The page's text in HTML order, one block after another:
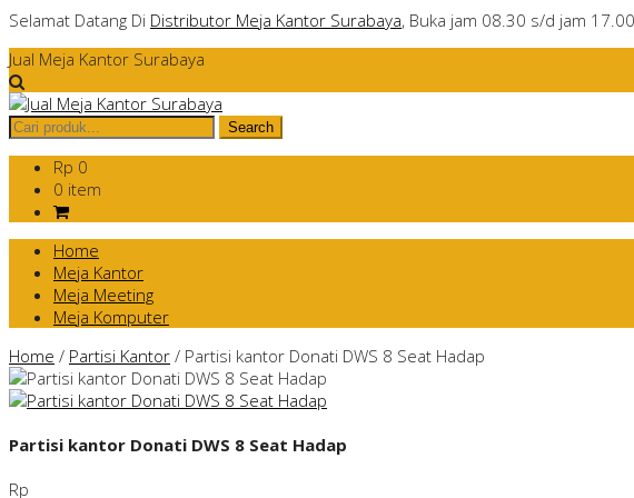
Selamat Datang Di Distributor Meja Kantor Surabaya, Buka jam 08.30 s/d jam
Jual Meja Kantor Surabaya
Rp 0
0 item
Home
Meja Kantor
Meja Meeting
Meja Komputer
Home / Partisi Kantor / Partisi kantor Donati DWS 8 Seat Hadap
Partisi kantor Donati DWS 8 Seat Hadap
Rp